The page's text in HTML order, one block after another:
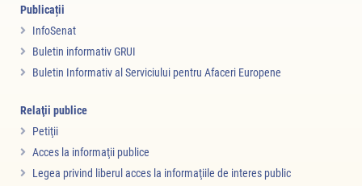
Publicații
InfoSenat
Buletin informativ GRUI
Buletin Informativ al Serviciului pentru Afaceri Europene
Relaţii publice
Petiţii
Acces la informaţii publice
Legea privind liberul acces la informaţiile de interes public